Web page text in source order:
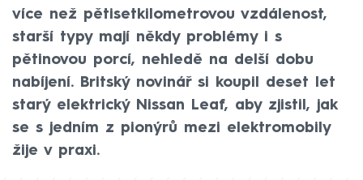
více než pětisetkilometrovou vzdálenost,
starší typy mají někdy problémy i s
pětinovou porcí, nehledě na delší dobu
nabíjení. Britský novinář si koupil deset let
starý elektrický Nissan Leaf, aby zjistil, jak
se s jedním z pionýrů mezi elektromobily
žije v praxi.